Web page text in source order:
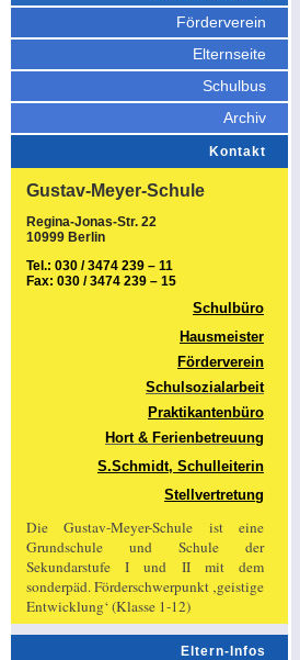
Förderverein
Elternseite
Schulbus
Archiv
Kontakt
Gustav-Meyer-Schule
Regina-Jonas-Str. 22
10999 Berlin
Tel.: 030 / 3474 239 – 11
Fax: 030 / 3474 239 – 15
Schulbüro
Hausmeister
Förderverein
Schulsozialarbeit
Praktikantenbüro
Hort & Ferienbetreuung
S.Schmidt, Schulleiterin
Stellvertretung
Die Gustav-Meyer-Schule ist eine
Grundschule und Schule der
Sekundarstufe I und II mit dem
sonderpäd. Förderschwerpunkt ‚geistige
Entwicklung‘ (Klasse 1-12)
Eltern-Infos